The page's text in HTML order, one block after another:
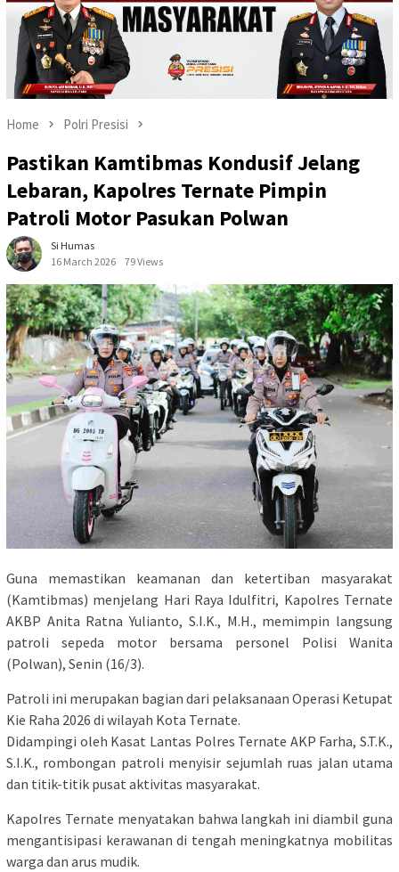
Home Polri Presisi
Pastikan Kamtibmas Kondusif Jelang
Lebaran, Kapolres Ternate Pimpin
Patroli Motor Pasukan Polwan
Si Humas
16 March 2026
79 Views
Guna memastikan keamanan dan ketertiban masyarakat
(Kamtibmas) menjelang Hari Raya Idulfitri, Kapolres Ternate
AKBP Anita Ratna Yulianto, S.I.K., M.H., memimpin langsung
patroli sepeda motor bersama personel Polisi Wanita
(Polwan), Senin (16/3).
Patroli ini merupakan bagian dari pelaksanaan Operasi Ketupat
Kie Raha 2026 di wilayah Kota Ternate.
​Didampingi oleh Kasat Lantas Polres Ternate AKP Farha, S.T.K.,
S.I.K., rombongan patroli menyisir sejumlah ruas jalan utama
dan titik-titik pusat aktivitas masyarakat.
Kapolres Ternate menyatakan bahwa langkah ini diambil guna
mengantisipasi kerawanan di tengah meningkatnya mobilitas
warga dan arus mudik.